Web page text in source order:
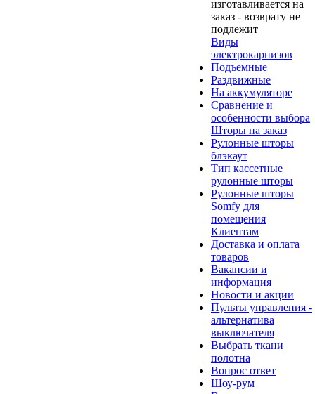
изготавливается на
заказ - возврату не
подлежит
Виды
электрокарнизов
Подъемные
Раздвижные
На аккумуляторе
Сравнение и
особенности выбора
Шторы на заказ
Рулонные шторы
блэкаут
Тип кассетные
рулонные шторы
Рулонные шторы
Somfy для
помещения
Клиентам
Доставка и оплата
товаров
Вакансии и
информация
Новости и акции
Пульты управления -
альтернатива
выключателя
Выбрать ткани
полотна
Вопрос ответ
Шоу-рум